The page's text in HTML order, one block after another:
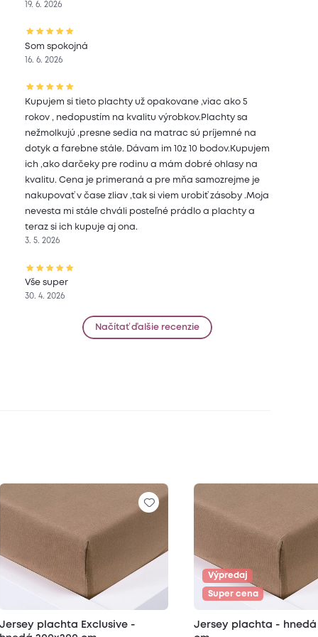
19. 6. 2026
Som spokojná
16. 6. 2026
Kupujem si tieto plachty už opakovane ,viac ako 5
rokov , nedopustím na kvalitu výrobkov.Plachty sa
nežmolkujú ,presne sedia na matrac sú príjemné na
dotyk a farebne stále. Dávam im 10z 10 bodov.Kupujem
ich ,ako darčeky pre rodinu a mám dobré ohlasy na
kvalitu. Cena je primeraná a pre mňa samozrejme je
nakupovať v čase zliav ,tak si viem urobiť zásoby .Moja
nevesta mi stále chváli posteľné prádlo a plachty a
teraz si ich kupuje aj ona.
3. 5. 2026
Vše super
30. 4. 2026
Načítať ďalšie recenzie
Jersey plachta Exclusive -
Výpredaj
Super cena
Jersey plachta - hnedá